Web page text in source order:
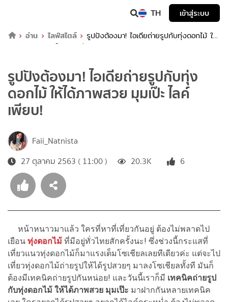
TH
เข้าสู่ระบบ
อ่าน
ไลฟ์สไตล์
รูปปังต้องมา! ไอเดียถ่ายรูปกับทุ่งดอกไม้ ให้
ได้ภาพสวย มุมเป๊ะ ไลค์เพียบ!
รูปปังต้องมา! ไอเดียถ่ายรูปกับทุ่ง
ดอกไม้ ให้ได้ภาพสวย มุมเป๊ะ ไลค์
เพียบ!
Faii_Natnista
27 ตุลาคม 2563 ( 11:00 )
20.3K 6
หน้าหนาวมาแล้ว ใครที่หาที่เที่ยวกันอยู่ ต้องไม่พลาดไป
เยือน ทุ่งดอกไม้ ที่มีอยู่ทั่วไทยสักครั้งนะ! ซึ่งช่วงนี้กระแสที่
เที่ยวแนวทุ่งดอกไม้ก็มาแรงเต็มโซเชียลเลยทีเดียวค่ะ แต่จะไป
เที่ยวทุ่งดอกไม้ถ่ายรูปให้ได้รูปสวยๆ มาลงโซเชียลทั้งที มันก็
ต้องมีเทคนิคถ่ายรูปกันหน่อย! และวันนี้เราก็มี เทคนิคถ่ายรูป
กับทุ่งดอกไม้ ให้ได้ภาพสวย มุมเป๊ะ มาฝากกันหลายเทคนิค